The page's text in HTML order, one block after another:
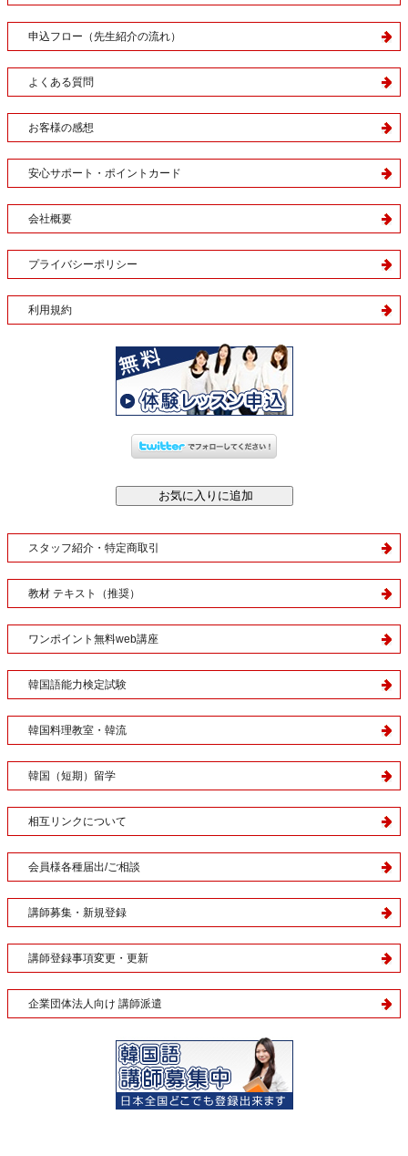
申込フロー（先生紹介の流れ）
よくある質問
お客様の感想
安心サポート・ポイントカード
会社概要
プライバシーポリシー
利用規約
スタッフ紹介・特定商取引
教材 テキスト（推奨）
ワンポイント無料web講座
韓国語能力検定試験
韓国料理教室・韓流
韓国（短期）留学
相互リンクについて
会員様各種届出/ご相談
講師募集・新規登録
講師登録事項変更・更新
企業団体法人向け 講師派遣